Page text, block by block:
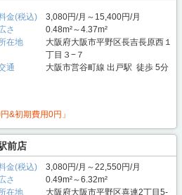
金(税込)
3,080円/月～15,400円/月
さ
0.48m²～4.37m²
在地
大阪府大阪市平野区長吉長原西１
丁目３−７
通
大阪市営谷町線 出戸駅 徒歩 5分
&初期費用0円」
前店
金(税込)
3,080円/月～22,550円/月
さ
0.49m²～6.32m²
在地
大阪府大阪市平野区喜連2丁目5-